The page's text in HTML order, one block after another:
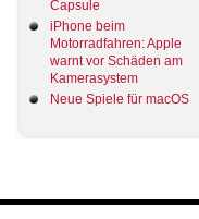
Capsule
iPhone beim
Motorradfahren: Apple
warnt vor Schäden am
Kamerasystem
Neue Spiele für macOS